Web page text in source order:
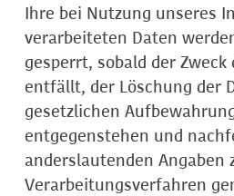
Ihre bei Nutzung unseres
verarbeiteten Daten
gesperrt, sobald der Zweck
entfällt, der Löschung der
gesetzlichen
entgegenstehen und
anderslautenden Angaben
Verarbeitungsverfahren